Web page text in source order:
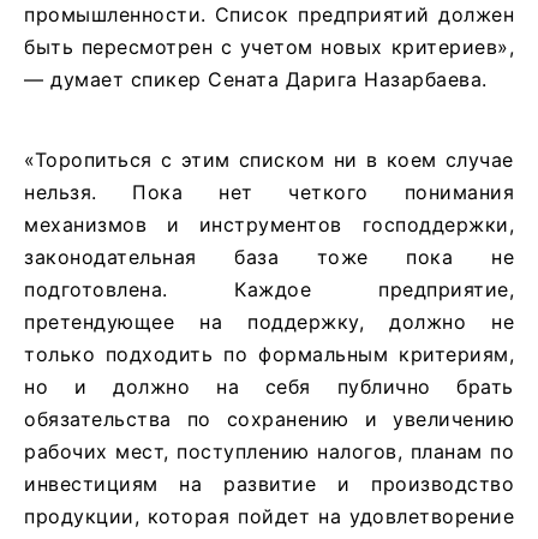
промышленности. Список предприятий должен
быть пересмотрен с учетом новых критериев»,
— думает спикер Сената Дарига Назарбаева.
«Торопиться с этим списком ни в коем случае
нельзя. Пока нет четкого понимания
механизмов и инструментов господдержки,
законодательная база тоже пока не
подготовлена. Каждое предприятие,
претендующее на поддержку, должно не
только подходить по формальным критериям,
но и должно на себя публично брать
обязательства по сохранению и увеличению
рабочих мест, поступлению налогов, планам по
инвестициям на развитие и производство
продукции, которая пойдет на удовлетворение